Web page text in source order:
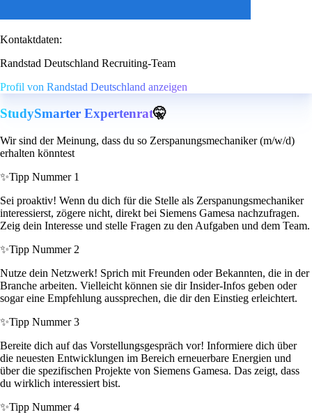
Kontaktdaten:
Randstad Deutschland Recruiting-Team
Profil von Randstad Deutschland anzeigen
StudySmarter Expertenrat🤫
Wir sind der Meinung, dass du so Zerspanungsmechaniker (m/w/d)
erhalten könntest
✨Tipp Nummer 1
Sei proaktiv! Wenn du dich für die Stelle als Zerspanungsmechaniker
interessierst, zögere nicht, direkt bei Siemens Gamesa nachzufragen.
Zeig dein Interesse und stelle Fragen zu den Aufgaben und dem Team.
✨Tipp Nummer 2
Nutze dein Netzwerk! Sprich mit Freunden oder Bekannten, die in der
Branche arbeiten. Vielleicht können sie dir Insider-Infos geben oder
sogar eine Empfehlung aussprechen, die dir den Einstieg erleichtert.
✨Tipp Nummer 3
Bereite dich auf das Vorstellungsgespräch vor! Informiere dich über
die neuesten Entwicklungen im Bereich erneuerbare Energien und
über die spezifischen Projekte von Siemens Gamesa. Das zeigt, dass
du wirklich interessiert bist.
✨Tipp Nummer 4